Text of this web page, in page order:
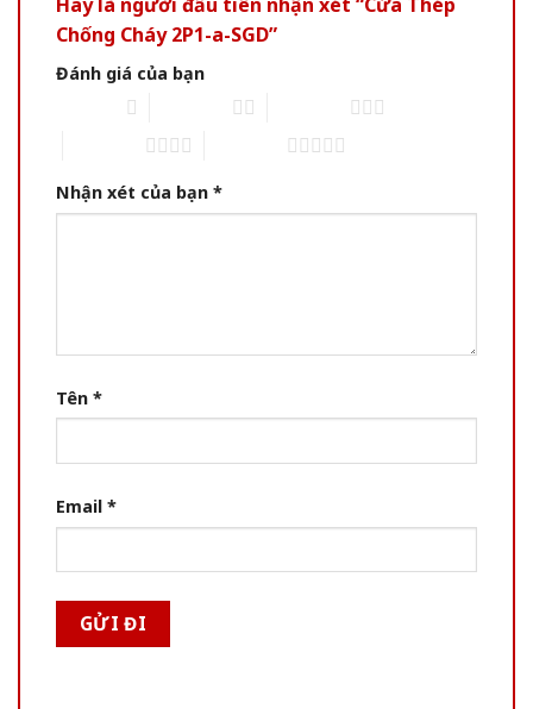
Chống Cháy 2P1-a-SGD”
Đánh giá của bạn
Nhận xét của bạn *
Tên *
Email *